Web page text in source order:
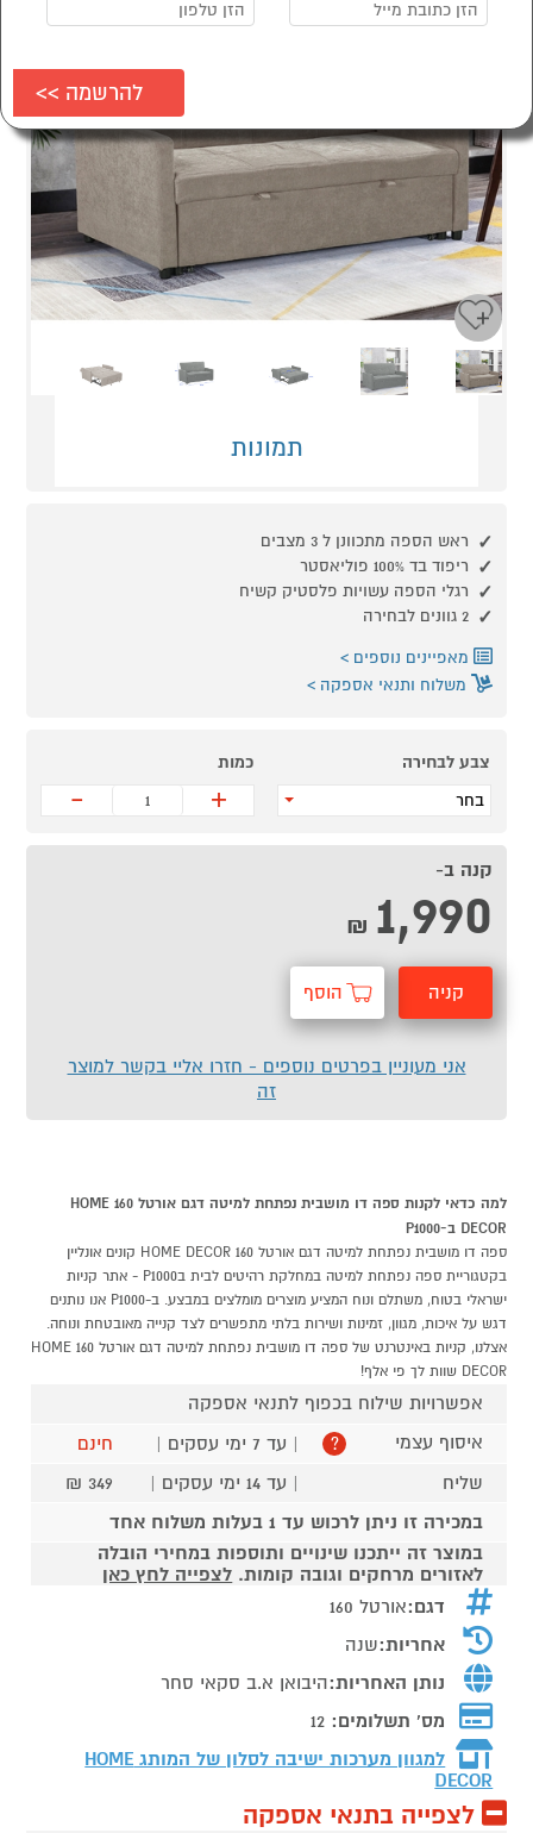
תמונות
ראש הספה מתכוונן ל 3 מצבים
ריפוד בד 100% פוליאסטר
רגלי הספה עשויות פלסטיק קשיח
2 גוונים לבחירה
מאפיינים נוספים
משלוח ותנאי אספקה
צבע לבחירה
בחר
כמות
+
-
קנה ב-
1,990
₪
קניה הוסף
אני מעוניין בפרטים נוספים - חזרו אליי בקשר למוצר
זה
למה כדאי לקנות ספה דו מושבית נפתחת למיטה דגם אורטל 160 HOME
DECOR ב-P1000
ספה דו מושבית נפתחת למיטה דגם אורטל 160 HOME DECOR קונים אונליין
בקטגוריית ספה נפתחת למיטה במחלקת רהיטים לבית בP1000 - אתר קניות
ישראלי בטוח, משתלם ונוח המציע מוצרים מומלצים במבצע. ב-P1000 אנו נותנים
דגש על איכות, מגוון, זמינות ושירות בלתי מתפשרים לצד קנייה מאובטחת ונוחה.
אצלנו, קניות באינטרנט של ספה דו מושבית נפתחת למיטה דגם אורטל 160 HOME
DECOR שוות לך פי אלף!
אפשרויות שילוח בכפוף לתנאי אספקה
איסוף עצמי
? | עד 7 ימי עסקים |
חינם
שליח
| עד 14 ימי עסקים |
349 ₪
במכירה זו ניתן לרכוש עד 1 בעלות משלוח אחד
במוצר זה ייתכנו שינויים ותוספות במחירי הובלה
לאזורים מרחקים וגובה קומות. לצפייה לחץ כאן
דגם:אורטל 160
אחריות:שנה
נותן האחריות:היבואן א.ב סקאי סחר
מס' תשלומים: 12
למגוון מערכות ישיבה לסלון של המותג HOME
DECOR
לצפייה בתנאי אספקה